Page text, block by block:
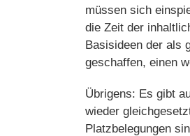
müssen sich
die Zeit der
Basisideen der als
geschaffen, einen
Übrigens: Es gibt
wieder
Platzbelegungen